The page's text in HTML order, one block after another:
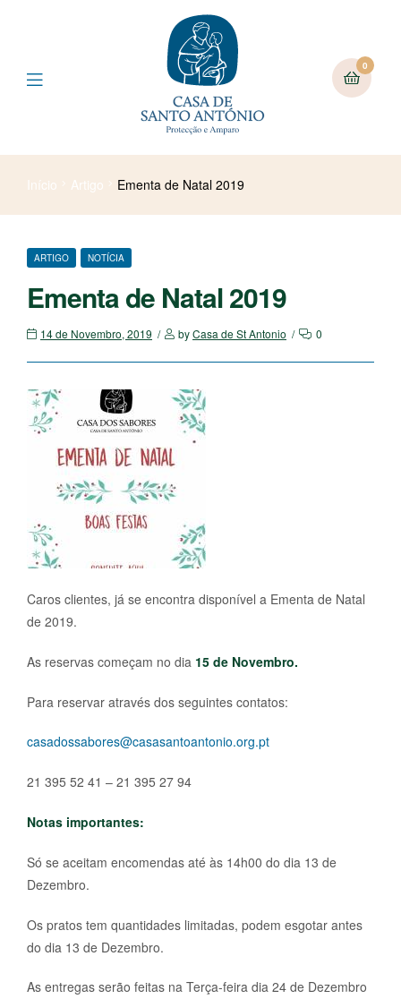
0
Início Artigo Ementa de Natal 2019
ARTIGO NOTÍCIA
Ementa de Natal 2019
14 de Novembro, 2019 byCasa de St Antonio 0
Caros clientes, já se encontra disponível a Ementa de Natal
de 2019.
As reservas começam no dia 15 de Novembro.
Para reservar através dos seguintes contatos:
casadossabores@casasantoantonio.org.pt
21 395 52 41 – 21 395 27 94
Notas importantes:
Só se aceitam encomendas até às 14h00 do dia 13 de
Dezembro.
Os pratos tem quantidades limitadas, podem esgotar antes
do dia 13 de Dezembro.
As entregas serão feitas na Terça-feira dia 24 de Dezembro